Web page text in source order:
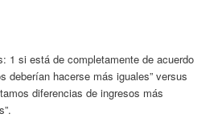
1 si está de completamente de acuerdo
deberían hacerse más iguales” versus
diferencias de ingresos más